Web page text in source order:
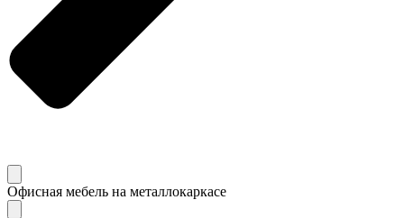
Офисная мебель на металлокаркасе